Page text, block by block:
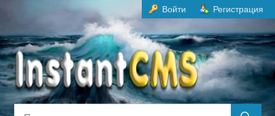
содержанию
Войти Регистрация